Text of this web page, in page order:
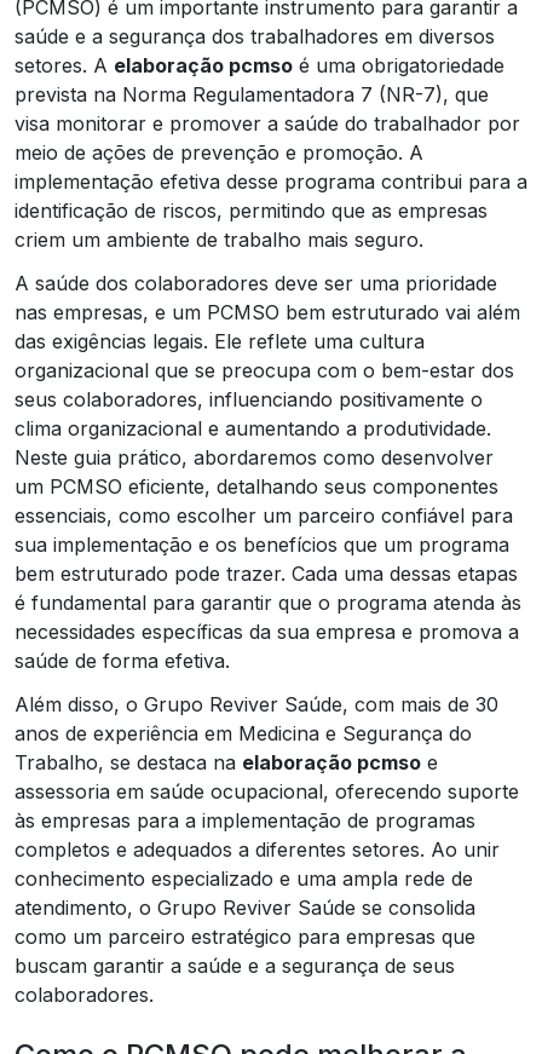
(PCMSO) é um importante instrumento para garantir a
saúde e a segurança dos trabalhadores em diversos
setores. A elaboração pcmso é uma obrigatoriedade
prevista na Norma Regulamentadora 7 (NR-7), que
visa monitorar e promover a saúde do trabalhador por
meio de ações de prevenção e promoção. A
implementação efetiva desse programa contribui para a
identificação de riscos, permitindo que as empresas
criem um ambiente de trabalho mais seguro.
A saúde dos colaboradores deve ser uma prioridade
nas empresas, e um PCMSO bem estruturado vai além
das exigências legais. Ele reflete uma cultura
organizacional que se preocupa com o bem-estar dos
seus colaboradores, influenciando positivamente o
clima organizacional e aumentando a produtividade.
Neste guia prático, abordaremos como desenvolver
um PCMSO eficiente, detalhando seus componentes
essenciais, como escolher um parceiro confiável para
sua implementação e os benefícios que um programa
bem estruturado pode trazer. Cada uma dessas etapas
é fundamental para garantir que o programa atenda às
necessidades específicas da sua empresa e promova a
saúde de forma efetiva.
Além disso, o Grupo Reviver Saúde, com mais de 30
anos de experiência em Medicina e Segurança do
Trabalho, se destaca na elaboração pcmso e
assessoria em saúde ocupacional, oferecendo suporte
às empresas para a implementação de programas
completos e adequados a diferentes setores. Ao unir
conhecimento especializado e uma ampla rede de
atendimento, o Grupo Reviver Saúde se consolida
como um parceiro estratégico para empresas que
buscam garantir a saúde e a segurança de seus
colaboradores.